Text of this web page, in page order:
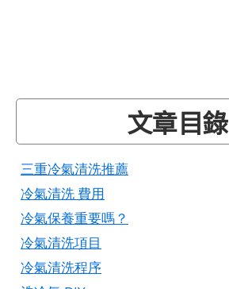
文章目錄
三重冷氣清洗推薦
冷氣清洗 費用
冷氣保養重要嗎？
冷氣清洗項目
冷氣清洗程序